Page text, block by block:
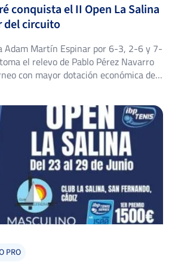
conquista el II Open La Salina
del circuito
Adam Martín Espinar por 6-3, 2-6 y 7-
el relevo de Pablo Pérez Navarro
con mayor dotación económica de
PRO